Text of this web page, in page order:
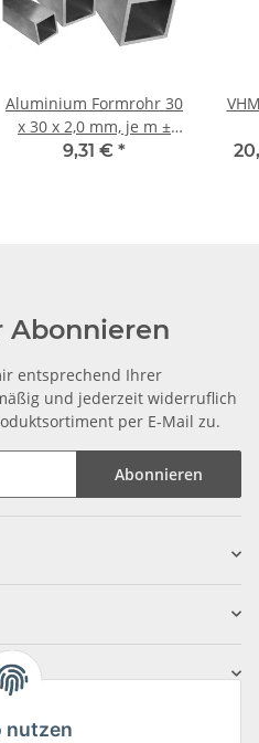
Aluminium Formrohr 30
x 30 x 2,0 mm, je m ±
5mm, Alu Vierkantrohr
9,31 € *
Abonnieren
entsprechend Ihrer
und jederzeit widerruflich
per E-Mail zu.
Abonnieren
nutzen